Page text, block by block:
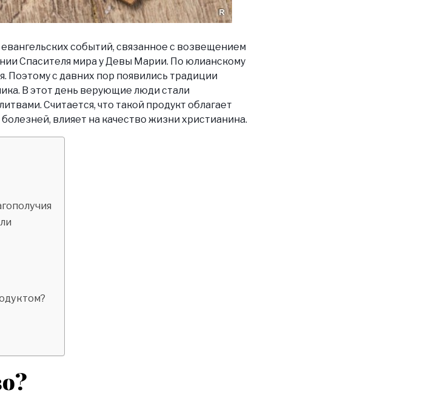
событий, связанное с возвещением
Спасителя мира у Девы Марии. По юлианскому
Поэтому с давних пор появились традиции
В этот день верующие люди стали
Считается, что такой продукт облагает
влияет на качество жизни христианина.